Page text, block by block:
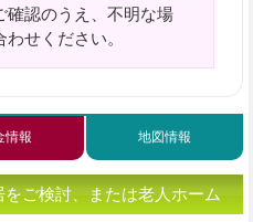
確認のうえ、不明な場
せください。
情報 地図情報
ご検討、または老人ホーム